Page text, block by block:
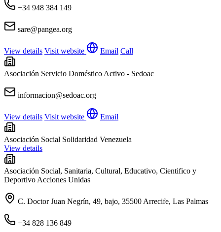
+34 948 384 149
sare@pangea.org
View details Visit website Email Call
Asociación Servicio Doméstico Activo - Sedoac
informacion@sedoac.org
View details Visit website Email
Asociación Social Solidaridad Venezuela
View details
Asociación Social, Sanitaria, Cultural, Educativo, Cientifico y
Deportivo Acciones Unidas
C. Doctor Juan Negrín, 49, bajo, 35500 Arrecife, Las Palmas
+34 828 136 849